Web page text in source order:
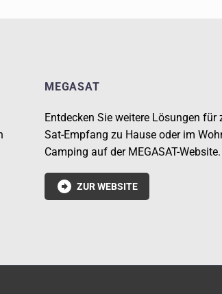
MEGASAT
Entdecken Sie weitere Lösungen für
Sat-Empfang zu Hause oder im
Camping auf der MEGASAT-Website.
 ZUR WEBSITE